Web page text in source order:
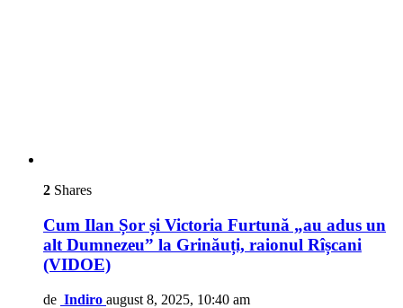
2 Shares
Cum Ilan Șor și Victoria Furtună „au adus un
alt Dumnezeu” la Grinăuți, raionul Rîșcani
(VIDOE)
de Indiro august 8, 2025, 10:40 am